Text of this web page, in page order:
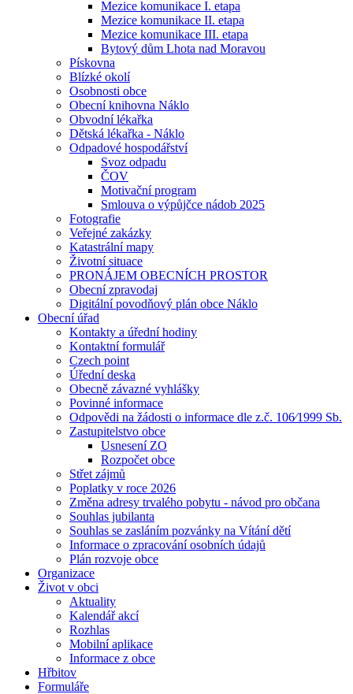
Mezice komunikace I. etapa
Mezice komunikace II. etapa
Mezice komunikace III. etapa
Bytový dům Lhota nad Moravou
Pískovna
Blízké okolí
Osobnosti obce
Obecní knihovna Náklo
Obvodní lékařka
Dětská lékařka - Náklo
Odpadové hospodářství
Svoz odpadu
ČOV
Motivační program
Smlouva o výpůjčce nádob 2025
Fotografie
Veřejné zakázky
Katastrální mapy
Životní situace
PRONÁJEM OBECNÍCH PROSTOR
Obecní zpravodaj
Digitální povodňový plán obce Náklo
Obecní úřad
Kontakty a úřední hodiny
Kontaktní formulář
Czech point
Úřední deska
Obecně závazné vyhlášky
Povinné informace
Odpovědi na žádosti o informace dle z.č. 106⁄1999 Sb.
Zastupitelstvo obce
Usnesení ZO
Rozpočet obce
Střet zájmů
Poplatky v roce 2026
Změna adresy trvalého pobytu - návod pro občana
Souhlas jubilanta
Souhlas se zasláním pozvánky na Vítání dětí
Informace o zpracování osobních údajů
Plán rozvoje obce
Organizace
Život v obci
Aktuality
Kalendář akcí
Rozhlas
Mobilní aplikace
Informace z obce
Hřbitov
Formuláře